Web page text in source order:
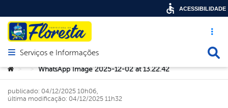
Acesso
Abrir menu principal de navegação
Serviços e Informações
Você está aqui:
> > WhatsApp Image 2025-12-02 at 13.22.42
publicado: 04/12/2025 10h06,
última modificação: 04/12/2025 11h32
ACESSIBILIDADE